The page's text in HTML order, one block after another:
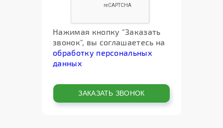
Нажимая кнопку "Заказать
звонок", вы соглашаетесь на
обработку персональных
данных